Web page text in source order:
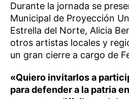
Durante la jornada se
Municipal de Proyección
Estrella del Norte, Alicia
otros artistas locales y
un gran cierre a cargo de
«Quiero invitarlos a
para defender a la patria